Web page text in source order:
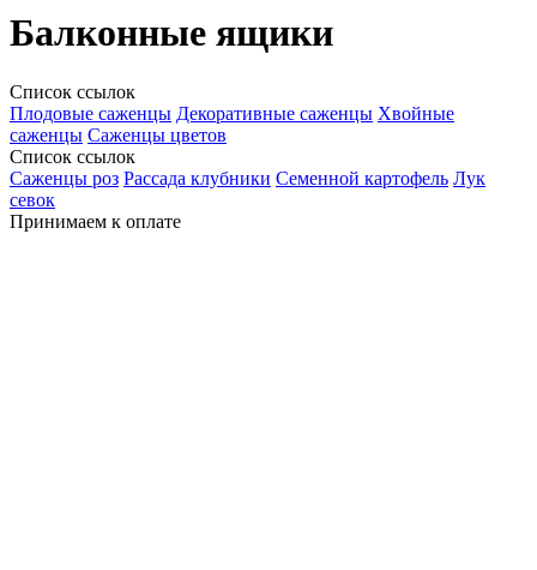
Балконные ящики
Список ссылок
Плодовые саженцы Декоративные саженцы Хвойные
саженцы Саженцы цветов
Список ссылок
Саженцы роз Рассада клубники Семенной картофель Лук
севок
Принимаем к оплате